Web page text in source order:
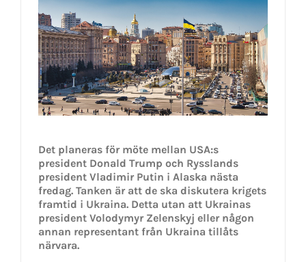
Det planeras för möte mellan USA:s
president Donald Trump och Rysslands
president Vladimir Putin i Alaska nästa
fredag. Tanken är att de ska diskutera krigets
framtid i Ukraina. Detta utan att Ukrainas
president Volodymyr Zelenskyj eller någon
annan representant från Ukraina tillåts
närvara.